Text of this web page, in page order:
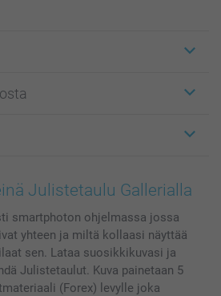
Julistetaulu Gallerialla
smartphoton ohjelmassa jossa
yhteen ja miltä kollaasi näyttää
sen. Lataa suosikkikuvasi ja
Julistetaulut. Kuva painetaan 5
(Forex) levylle joka